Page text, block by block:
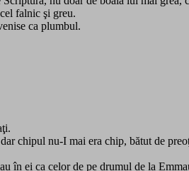
falnic şi greu.
ca plumbul.
chipul nu-I mai era chip, bătut de
în ei ca celor de pe drumul de la